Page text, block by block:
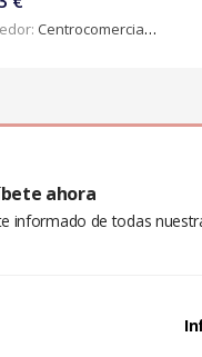
Centrocomercialdigital
ahora
informado de todas